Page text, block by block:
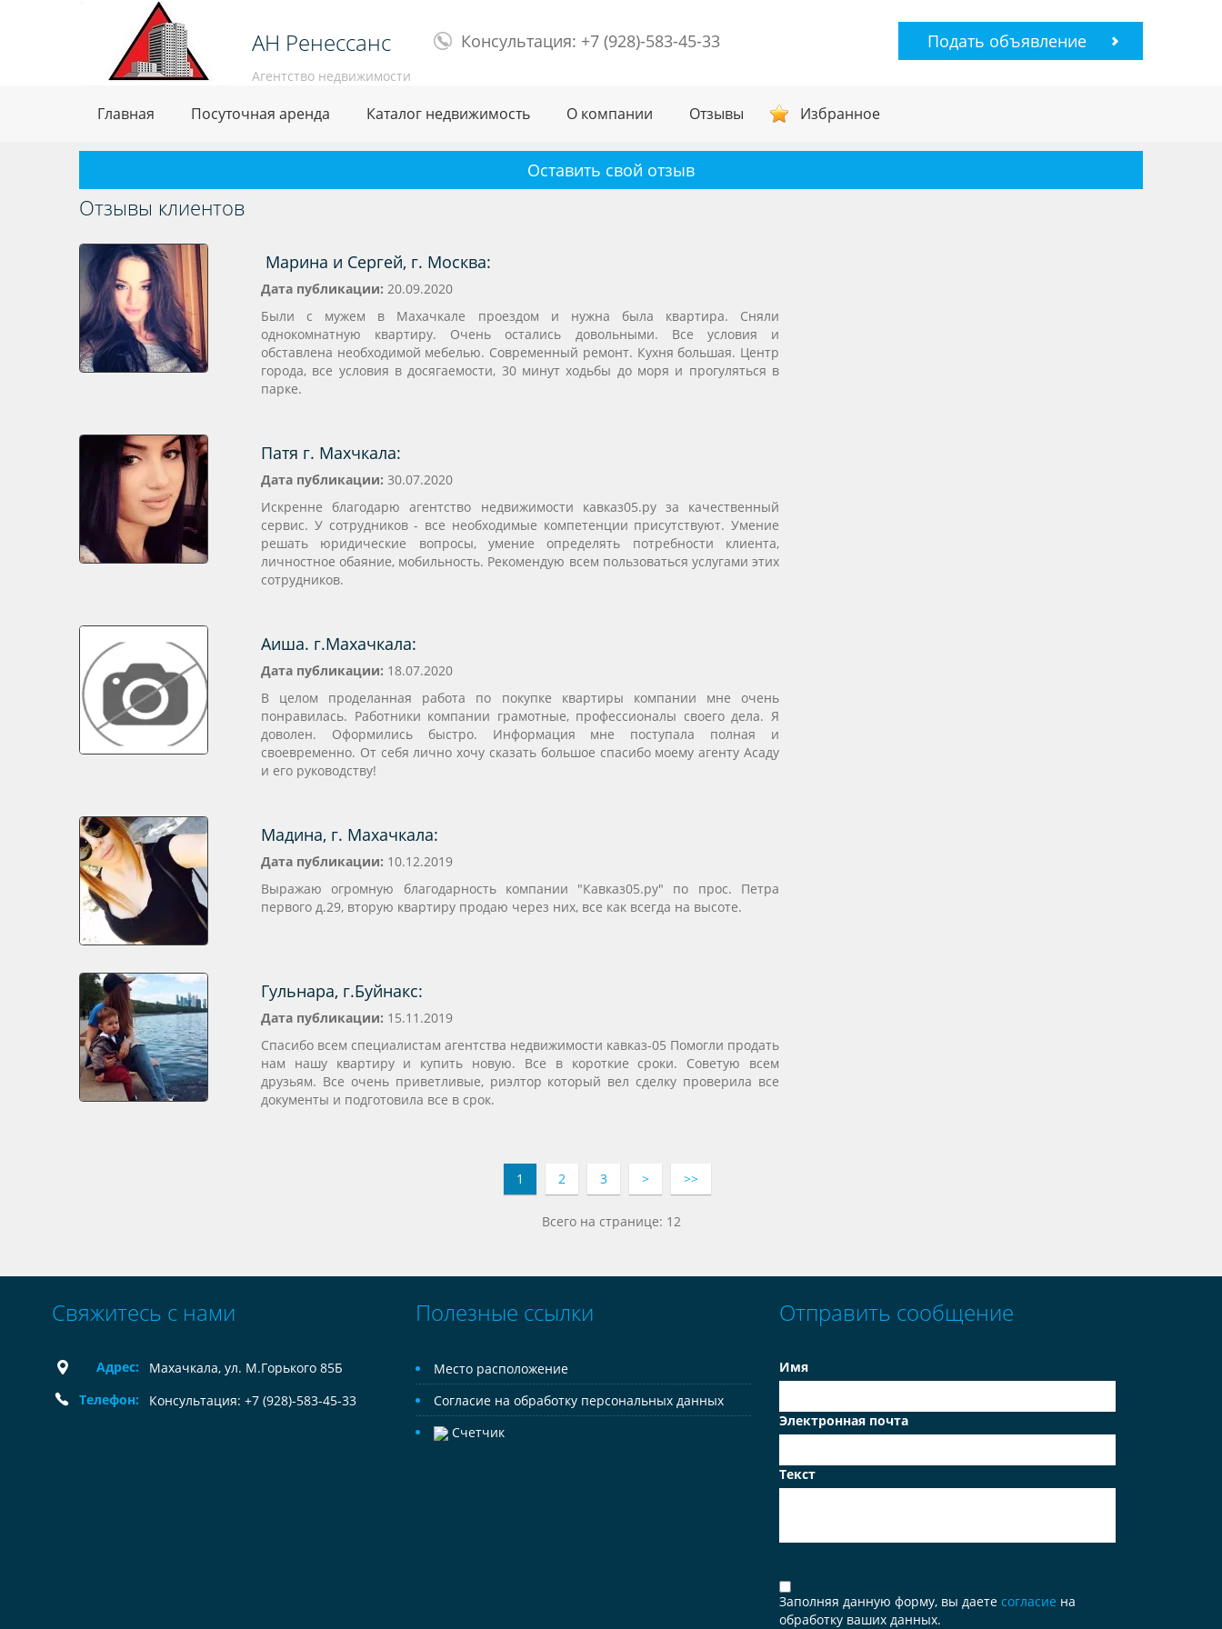
АН Ренессанс
Агентство недвижимости
Консультация: +7 (928)-583-45-33 Подать объявление
Главная Посуточная аренда Каталог недвижимость О компании Отзывы Избранное
Оставить свой отзыв
Отзывы клиентов
Марина и Сергей, г. Москва:
Дата публикации: 20.09.2020
Были с мужем в Махачкале проездом и нужна была квартира. Сняли
однокомнатную квартиру. Очень остались довольными. Все условия и
обставлена необходимой мебелью. Современный ремонт. Кухня большая. Центр
города, все условия в досягаемости, 30 минут ходьбы до моря и прогуляться в
парке.
Патя г. Махчкала:
Дата публикации: 30.07.2020
Искренне благодарю агентство недвижимости кавказ05.ру за качественный
сервис. У сотрудников - все необходимые компетенции присутствуют. Умение
решать юридические вопросы, умение определять потребности клиента,
личностное обаяние, мобильность. Рекомендую всем пользоваться услугами этих
сотрудников.
Аиша. г.Махачкала:
Дата публикации: 18.07.2020
В целом проделанная работа по покупке квартиры компании мне очень
понравилась. Работники компании грамотные, профессионалы своего дела. Я
доволен. Оформились быстро. Информация мне поступала полная и
своевременно. От себя лично хочу сказать большое спасибо моему агенту Асаду
и его руководству!
Мадина, г. Махачкала:
Дата публикации: 10.12.2019
Выражаю огромную благодарность компании "Кавказ05.ру" по прос. Петра
первого д.29, вторую квартиру продаю через них, все как всегда на высоте.
Гульнара, г.Буйнакс:
Дата публикации: 15.11.2019
Спасибо всем специалистам агентства недвижимости кавказ-05 Помогли продать
нам нашу квартиру и купить новую. Все в короткие сроки. Советую всем
друзьям. Все очень приветливые, риэлтор который вел сделку проверила все
документы и подготовила все в срок.
1 2 3 > >>
Всего на странице: 12
Свяжитесь с нами
Адрес:
Махачкала, ул. М.Горького 85Б
Телефон:
Консультация: +7 (928)-583-45-33
Полезные ссылки
Место расположение
Согласие на обработку персональных данных
Счетчик
Отправить сообщение
Имя
Электронная почта
Текст
Заполняя данную форму, вы даете согласие на
обработку ваших данных.